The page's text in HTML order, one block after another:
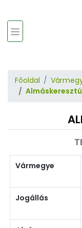
Főoldal
Vármegye
Jogállás